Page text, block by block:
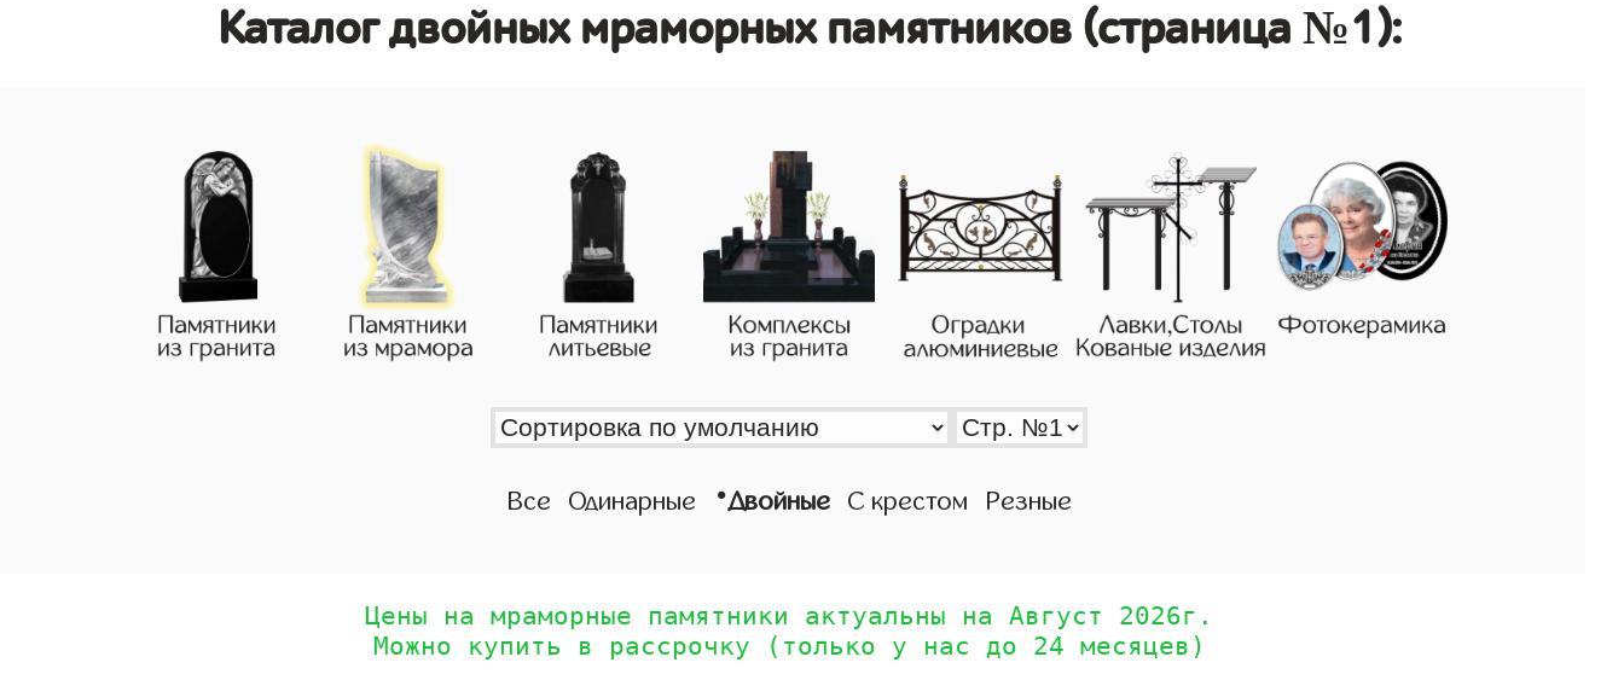
Каталог двойных мраморных памятников (страница №1):
Все Одинарные •Двойные С крестом Резные
Цены на мраморные памятники актуальны на Август 2026г.
Можно купить в рассрочку (только у нас до 24 месяцев)